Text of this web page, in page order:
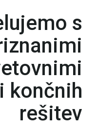
s
končnih
rešitev